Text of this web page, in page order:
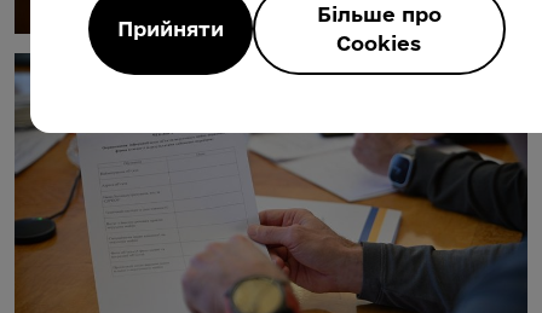
Прийняти
Більше про
Cookies